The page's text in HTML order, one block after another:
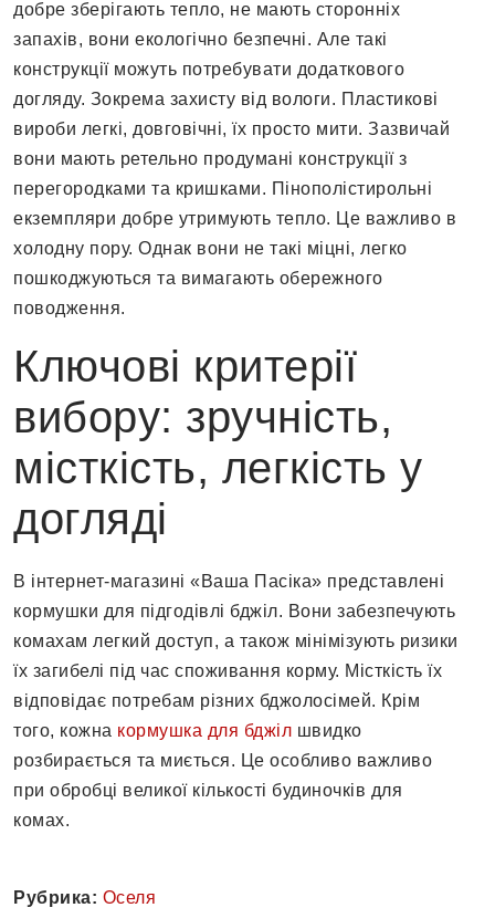
добре зберігають тепло, не мають сторонніх
запахів, вони екологічно безпечні. Але такі
конструкції можуть потребувати додаткового
догляду. Зокрема захисту від вологи. Пластикові
вироби легкі, довговічні, їх просто мити. Зазвичай
вони мають ретельно продумані конструкції з
перегородками та кришками. Пінополістирольні
екземпляри добре утримують тепло. Це важливо в
холодну пору. Однак вони не такі міцні, легко
пошкоджуються та вимагають обережного
поводження.
Ключові критерії
вибору: зручність,
місткість, легкість у
догляді
В інтернет-магазині «Ваша Пасіка» представлені
кормушки для підгодівлі бджіл. Вони забезпечують
комахам легкий доступ, а також мінімізують ризики
їх загибелі під час споживання корму. Місткість їх
відповідає потребам різних бджолосімей. Крім
того, кожна кормушка для бджіл швидко
розбирається та миється. Це особливо важливо
при обробці великої кількості будиночків для
комах.
Рубрика: Оселя